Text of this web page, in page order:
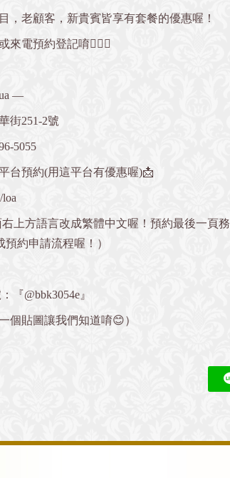
，老顧客，新貴賓皆享有套餐的優惠喔！
來電預約登記唷💁🏻‍♀️
—
街251-2號
5055
台預約(用這平台有優惠喔)📩
上方語言改成繁體中文喔！預約最後一頁務
約申請流程喔！）
『@bbk3054e』
個貼圖讓我們知道唷😊）